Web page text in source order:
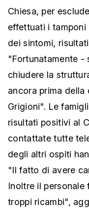
Chiesa, per
effettuati i tamponi
dei sintomi,
"Fortunatamente -
chiudere la
ancora prima della
Grigioni". Le
risultati positivi al
contattate tutte
degli altri ospiti
"Il fatto di avere
Inoltre il personale
troppi ricambi",